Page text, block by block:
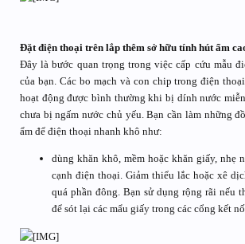
Đặt điện thoại trên lắp thêm sở hữu tính hút ẩm
Đây là bước quan trọng trong việc cấp cứu mẫu
của bạn. Các bo mạch và con chip trong điện
hoạt động được bình thường khi bị dính nước
chưa bị ngấm nước chủ yếu. Bạn cần làm những
ẩm để điện thoại nhanh khô như:
dùng khăn khô, mềm hoặc khăn giấy, nhẹ
cạnh điện thoại. Giảm thiểu lắc hoặc xê
quá phần đông. Bạn sử dụng rộng rãi nếu
để sót lại các mẩu giấy trong các cổng kết